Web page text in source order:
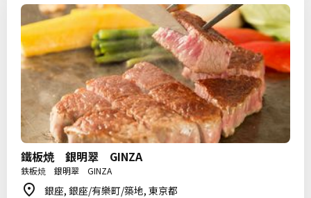
鐵板焼 銀明翠 GINZA
鉄板焼 銀明翠 GINZA
銀座, 銀座/有樂町/築地, 東京都